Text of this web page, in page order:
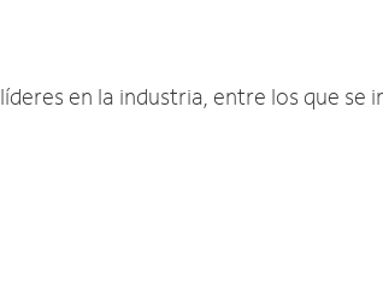
en la industria, entre los que